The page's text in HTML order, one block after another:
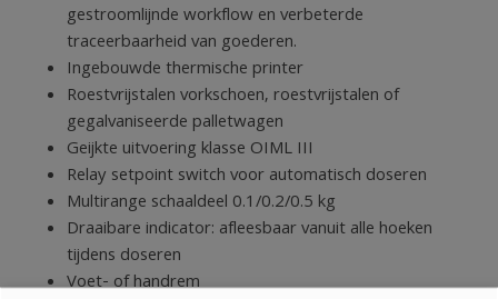
gestroomlijnde workflow en verbeterde
traceerbaarheid van goederen.
Ingebouwde thermische printer
Roestvrijstalen vorkschoen, roestvrijstalen of
gegalvaniseerde palletwagen
Geijkte uitvoering klasse OIML III
Relay setpoint switch voor automatisch doseren
Multirange schaaldeel 0.1/0.2/0.5 kg
Draaibare indicator: afleesbaar vanuit alle hoeken
tijdens doseren
Voet- of handrem